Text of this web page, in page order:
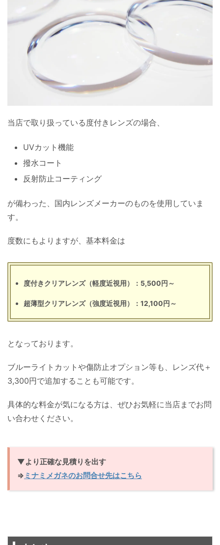
当店で取り扱っている度付きレンズの場合、
UVカット機能
撥水コート
反射防止コーティング
が備わった、国内レンズメーカーのものを使用していま
す。
度数にもよりますが、基本料金は
度付きクリアレンズ（軽度近視用）：5,500円～
超薄型クリアレンズ（強度近視用）：12,100円～
となっております。
ブルーライトカットや傷防止オプション等も、レンズ代＋
3,300円で追加することも可能です。
具体的な料金が気になる方は、ぜひお気軽に当店までお問
い合わせください。
▼より正確な見積りを出す
⇒ ミナミメガネのお問合せ先はこちら